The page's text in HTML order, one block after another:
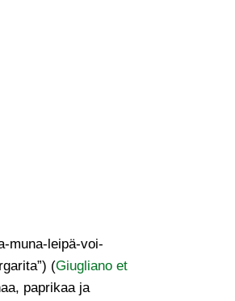
muna-leipä-voi-
(Giugliano et
paprikaa ja